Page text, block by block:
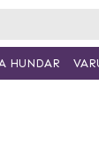
HUNDAR